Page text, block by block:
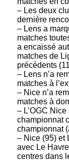
– Les deux
dernière
– Lens a
matches
a encaissé
matches de
précédents
– Lens n’a
matches à
– Nice n’a
matches à
– L’OGC
championnat
championnat
– Nice (95) et
avec Le
centres dans